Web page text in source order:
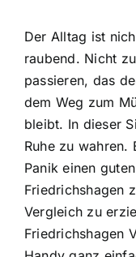
Der Alltag ist
raubend. Nicht
passieren, das
dem Weg zum
bleibt. In dieser
Ruhe zu
Panik einen guten
Friedrichshagen
Vergleich zu
Friedrichshagen